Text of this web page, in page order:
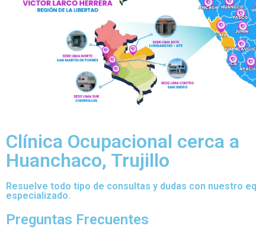
Clínica Ocupacional cerca a
Huanchaco, Trujillo
Resuelve todo tipo de consultas y dudas con nuestro
especializado.
Preguntas Frecuentes